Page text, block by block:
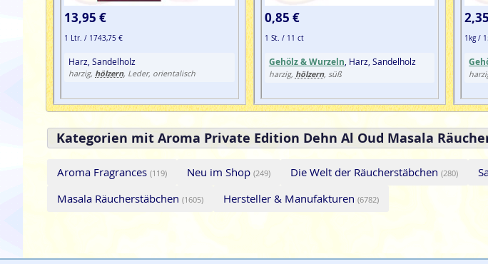
13,95 €
1 Ltr. / 1743,75 €
Harz, Sandelholz
harzig, hölzern, Leder, orientalisch
0,85 €
1 St. / 11 ct
Gehölz & Wurzeln , Harz, Sandelholz
harzig, hölzern, süß
1kg /
Kategorien mit Aroma Private Edition Dehn Al Oud Masala
Aroma Fragrances (119) Neu im Shop (249) Die Welt der Räucherstäbchen (280)
Masala Räucherstäbchen (1605) Hersteller & Manufakturen (6782)